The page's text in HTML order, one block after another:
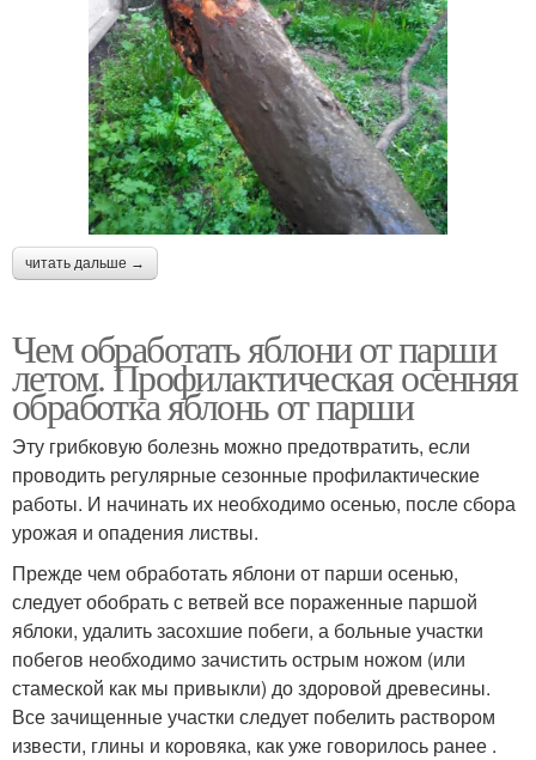
читать дальше →
Чем обработать яблони от парши
летом. Профилактическая осенняя
обработка яблонь от парши
Эту грибковую болезнь можно предотвратить, если
проводить регулярные сезонные профилактические
работы. И начинать их необходимо осенью, после сбора
урожая и опадения листвы.
Прежде чем обработать яблони от парши осенью,
следует обобрать с ветвей все пораженные паршой
яблоки, удалить засохшие побеги, а больные участки
побегов необходимо зачистить острым ножом (или
стамеской как мы привыкли) до здоровой древесины.
Все зачищенные участки следует побелить раствором
извести, глины и коровяка, как уже говорилось ранее .